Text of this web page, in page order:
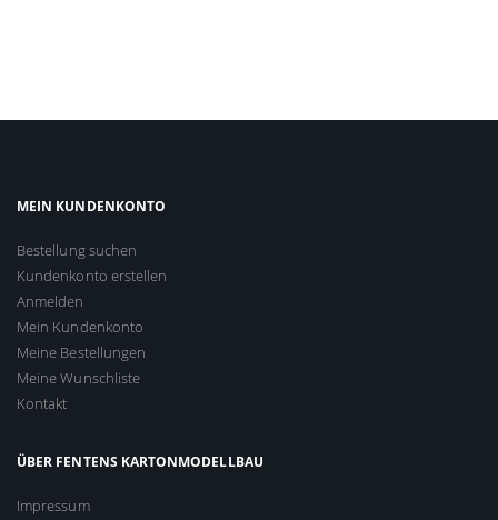
MEIN KUNDENKONTO
Bestellung suchen
Kundenkonto erstellen
Anmelden
Mein Kundenkonto
Meine Bestellungen
Meine Wunschliste
Kontakt
ÜBER FENTENS KARTONMODELLBAU
Impressum